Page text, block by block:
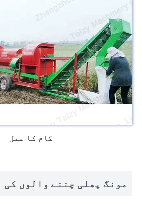
کام کا عمل
مونگ پھلی چننے والوں کی